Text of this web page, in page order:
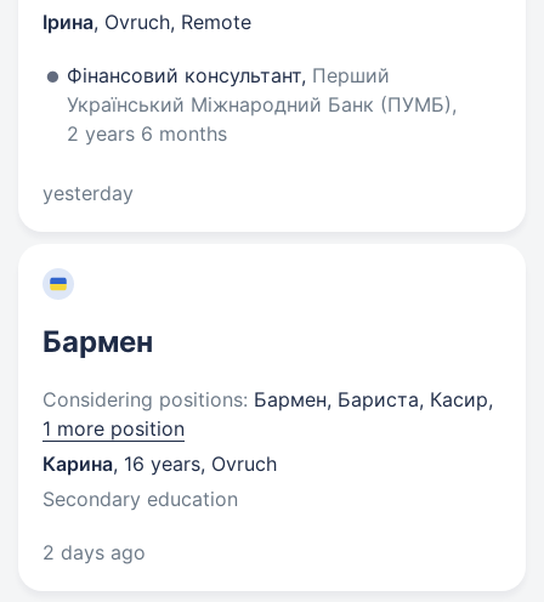
Ірина, Ovruch, Remote
Фінансовий консультант, Перший
Український Міжнародний Банк (ПУМБ),
2 years 6 months
yesterday
Бармен
Considering positions: Бармен, Бариста, Касир,
1 more position
Карина, 16 years, Ovruch
Secondary education
2 days ago